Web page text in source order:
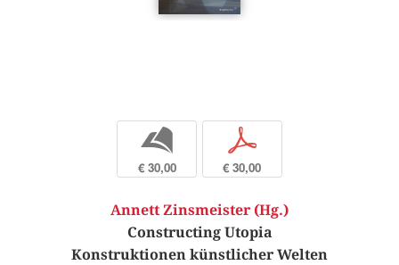
b
€ 30,00
p
€ 30,00
Annett Zinsmeister (Hg.)
Constructing Utopia
Konstruktionen künstlicher Welten